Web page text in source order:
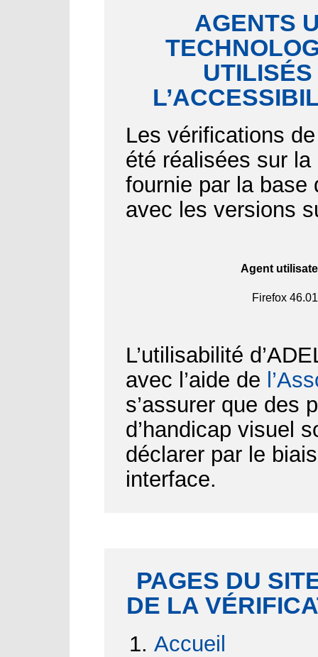
AGENTS
Les vérifications
été réalisées sur
fournie par la base
avec les versions
Agent
Firefox46.01
L’utilisabilité
avec l’aide de
s’assurer que des
d’handicap visuel
déclarer par le
interface.
PAGES DU
DE LA
Accueil